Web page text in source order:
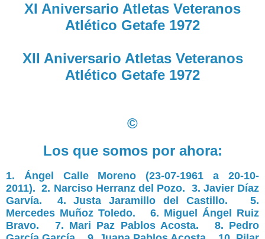
XI Aniversario Atletas Veteranos
Atlético Getafe 1972
XII Aniversario Atletas Veteranos
Atlético Getafe 1972
©
Los que somos por ahora:
1. Ángel Calle Moreno (23-07-1961 a 20-10-
2011). 2. Narciso Herranz del Pozo. 3. Javier Díaz
Garvía.
4. Justa Jaramillo del Castillo.
5.
Mercedes Muñoz Toledo.
6. Miguel Ángel Ruiz
Bravo.
7. Mari Paz Pablos Acosta.
8. Pedro